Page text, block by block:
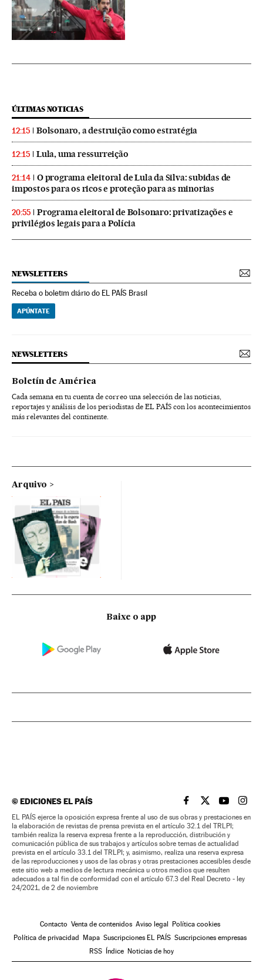
ÚLTIMAS NOTICIAS
12:15 Bolsonaro, a destruição como estratégia
12:15 Lula, uma ressurreição
21:14
O programa eleitoral de Lula da Silva: subidas de
impostos para os ricos e proteção para as minorias
20:55
Programa eleitoral de Bolsonaro: privatizações e
privilégios legais para a Polícia
NEWSLETTERS
Receba o boletim diário do EL PAÍS Brasil
APÚNTATE
NEWSLETTERS
Boletín de América
Cada semana en tu cuenta de correo una selección de las noticias,
reportajes y análisis de los periodistas de EL PAÍS con los acontecimientos
más relevantes del continente.
Arquivo
Baixe o app
©EDICIONES EL PAÍS EL PAÍS BRASIL EN
EL PAÍSEL PAÍS
EL
EL PAÍS ejerce la oposición expresa frente al uso de sus obras y prestaciones en
la elaboración de revistas de prensa prevista en el artículo 32.1 del TRLPI;
también realiza la reserva expresa frente a la reproducción, distribución y
comunicación pública de sus trabajos y artículos sobre temas de actualidad
prevista en el artículo 33.1 del TRLPI; y, asimismo, realiza una reserva expresa
de las reproducciones y usos de las obras y otras prestaciones accesibles desde
este sitio web a medios de lectura mecánica u otros medios que resulten
adecuados a tal fin de conformidad con el artículo 67.3 del Real Decreto - ley
24/2021, de 2 de noviembre
Contacto Venta de contenidos Aviso legal
Política cookies
Política de privacidad
Mapa Suscripciones EL PAÍS Suscripciones empresas
RSS
Índice Noticias de hoy